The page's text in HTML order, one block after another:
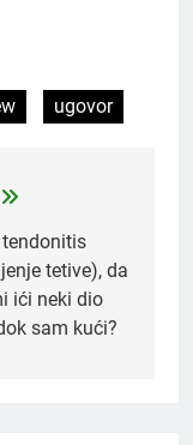
ugovor
tetive), da
ići neki dio
sam kući?